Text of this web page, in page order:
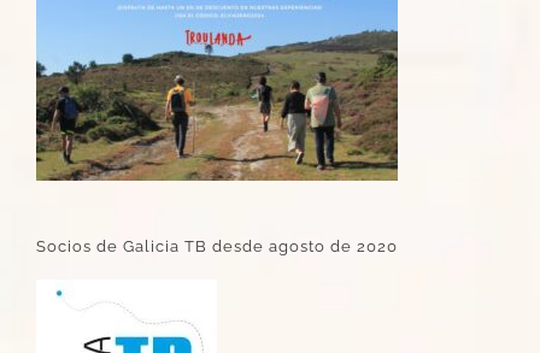
Socios de Galicia TB desde agosto de 2020